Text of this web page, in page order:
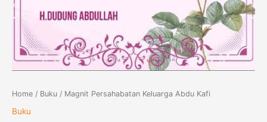
Home / Buku / Magnit Persahabatan Keluarga Abdu Kafi
Buku